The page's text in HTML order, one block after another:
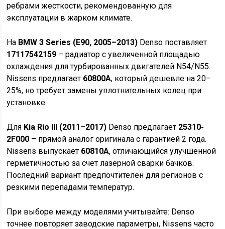
ребрами жесткости, рекомендованную для
эксплуатации в жарком климате.
На BMW 3 Series (E90, 2005–2013) Denso поставляет
17117542159 – радиатор с увеличенной площадью
охлаждения для турбированных двигателей N54/N55.
Nissens предлагает 60800A, который дешевле на 20–
25%, но требует замены уплотнительных колец при
установке.
Для Kia Rio III (2011–2017) Denso предлагает 25310-
2F000 – прямой аналог оригинала с гарантией 2 года.
Nissens выпускает 60810A, отличающийся улучшенной
герметичностью за счет лазерной сварки бачков.
Последний вариант предпочтителен для регионов с
резкими перепадами температур.
При выборе между моделями учитывайте: Denso
точнее повторяет заводские параметры, Nissens часто